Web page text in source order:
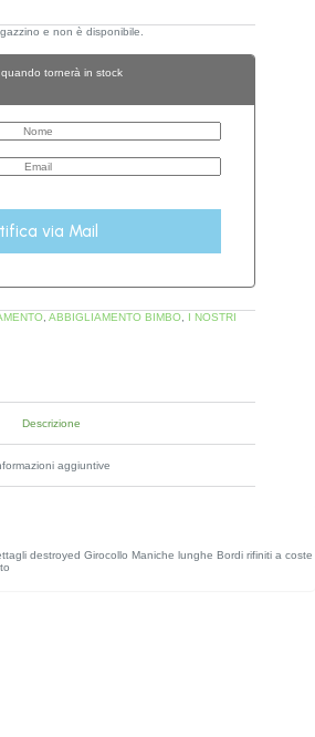
e non è disponibile.
quando tornerà in stock
via Mail
, ABBIGLIAMENTO BIMBO,
I NOSTRI
Descrizione
aggiuntive
destroyed Girocollo Maniche lunghe Bordi rifiniti a coste